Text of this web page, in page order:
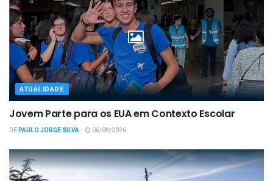
ATUALIDADE
Jovem Parte para os EUA em Contexto Escolar
DEPAULO JORGE SILVA 06/08/2026